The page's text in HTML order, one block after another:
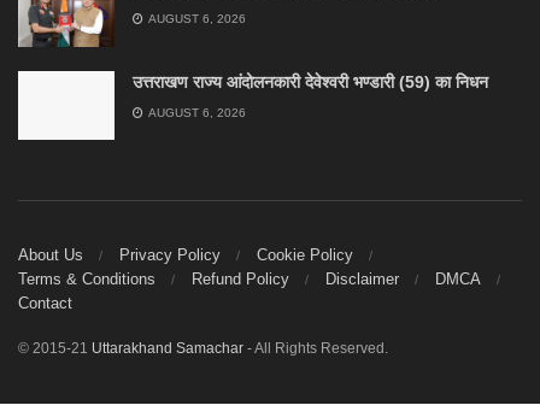
AUGUST 6, 2026
उत्तराखण राज्य आंदोलनकारी देवेश्वरी भण्डारी (59) का निधन
AUGUST 6, 2026
About Us Privacy Policy
Cookie Policy
Terms & Conditions
Refund Policy Disclaimer
DMCA
Contact
© 2015-21 Uttarakhand Samachar - All Rights Reserved.